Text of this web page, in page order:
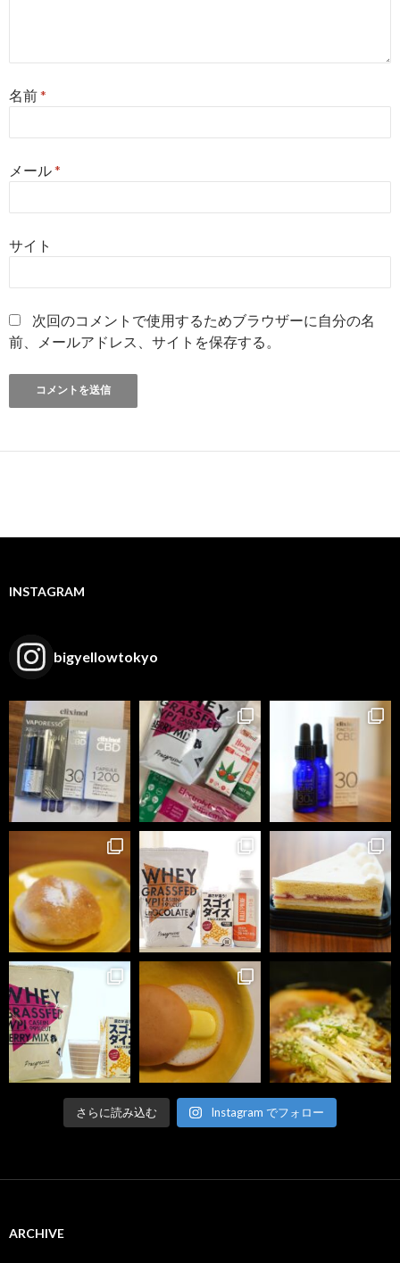
名前*
メール*
サイト
次回のコメントで使用するためブラウザーに自分の名
前、メールアドレス、サイトを保存する。
INSTAGRAM
bigyellowtokyo
さらに読み込む Instagram でフォロー
ARCHIVE